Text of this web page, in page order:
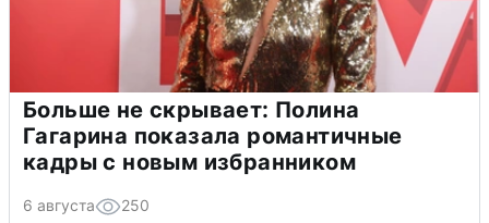
Больше не скрывает: Полина
Гагарина показала романтичные
кадры с новым избранником
6 августа 250